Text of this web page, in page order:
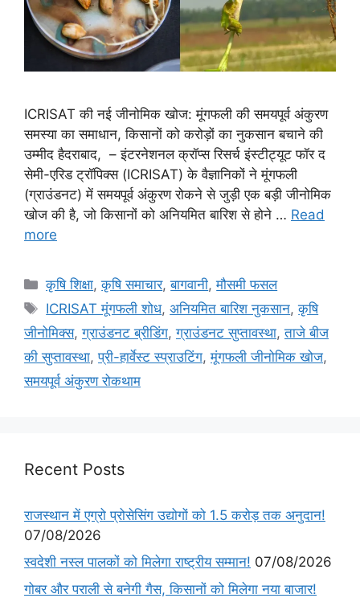
ICRISAT की नई जीनोमिक खोज: मूंगफली की समयपूर्व अंकुरण
समस्या का समाधान, किसानों को करोड़ों का नुकसान बचाने की
उम्मीद हैदराबाद, – इंटरनेशनल क्रॉप्स रिसर्च इंस्टीट्यूट फॉर द
सेमी-एरिड ट्रॉपिक्स (ICRISAT) के वैज्ञानिकों ने मूंगफली
(ग्राउंडनट) में समयपूर्व अंकुरण रोकने से जुड़ी एक बड़ी जीनोमिक
खोज की है, जो किसानों को अनियमित बारिश से होने … Read
more
कृषि शिक्षा,कृषि समाचार,बागवानी,मौसमी फसल
ICRISAT मूंगफली शोध,अनियमित बारिश नुकसान,कृषि
जीनोमिक्स,ग्राउंडनट ब्रीडिंग,ग्राउंडनट सुप्तावस्था,ताजे बीज
की सुप्तावस्था,प्री-हार्वेस्ट स्प्राउटिंग,मूंगफली जीनोमिक खोज,
समयपूर्व अंकुरण रोकथाम
Recent Posts
राजस्थान में एग्रो प्रोसेसिंग उद्योगों को 1.5 करोड़ तक अनुदान!
07/08/2026
स्वदेशी नस्ल पालकों को मिलेगा राष्ट्रीय सम्मान! 07/08/2026
गोबर और पराली से बनेगी गैस, किसानों को मिलेगा नया बाजार!